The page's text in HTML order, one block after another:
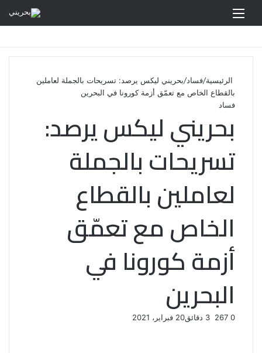
الرئيسية/فساد/بحريني ليكس يرصد: تسريحات بالجملة لعاملين
بالقطاع الخاص مع تعمّق أزمة كورونا في البحرين
فساد
بحريني ليكس يرصد:
تسريحات بالجملة
لعاملين بالقطاع
الخاص مع تعمّق
أزمة كورونا في
البحرين
20 فبراير، 2021 0